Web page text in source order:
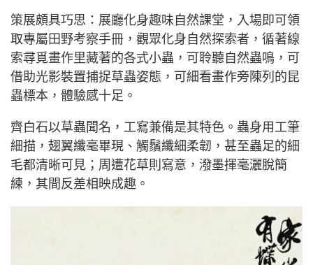
策展頗具巧思：展廳化身趣味自然課堂，入場即可領
取專屬田野考察手冊，觀眾化身自然探索者，循著線
索尋覓畫作里藏著的各式小蟲，可聆聽自然蟲鳴，可
借助光影裝置捕捉草蟲姿態，可細看畫作旁陳列的昆
蟲標本，體驗感十足。
齊白石以草蟲聞名，工寫兼備是其特色。蟲身用工筆
細描，翅翼纖毫畢現、觸鬚纖細柔韌，甚至蟲足的細
毛都清晰可見；周遭花草則寫意，潑墨揮毫灑脫簡
練，其間反差相映成趣。